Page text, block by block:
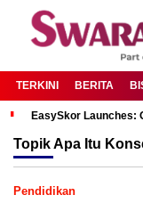
TERKINI BERITA
EasySkor Launches:
TopikApa Itu
Pendidikan